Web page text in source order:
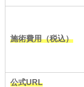
施術費用（税込）
公式URL